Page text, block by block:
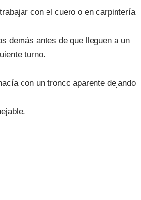
con el cuero o en carpintería
demás antes de que lleguen a un
turno.
con un tronco aparente dejando